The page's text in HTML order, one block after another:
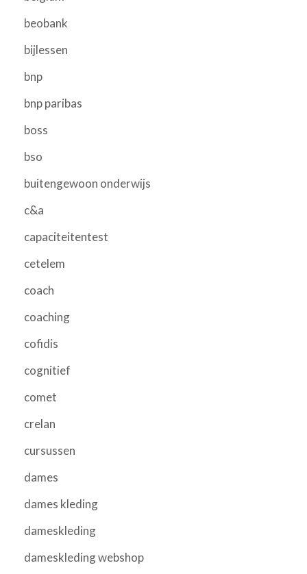
beobank
bijlessen
bnp
bnp paribas
boss
bso
buitengewoon onderwijs
c&a
capaciteitentest
cetelem
coach
coaching
cofidis
cognitief
comet
crelan
cursussen
dames
dames kleding
dameskleding
dameskleding webshop